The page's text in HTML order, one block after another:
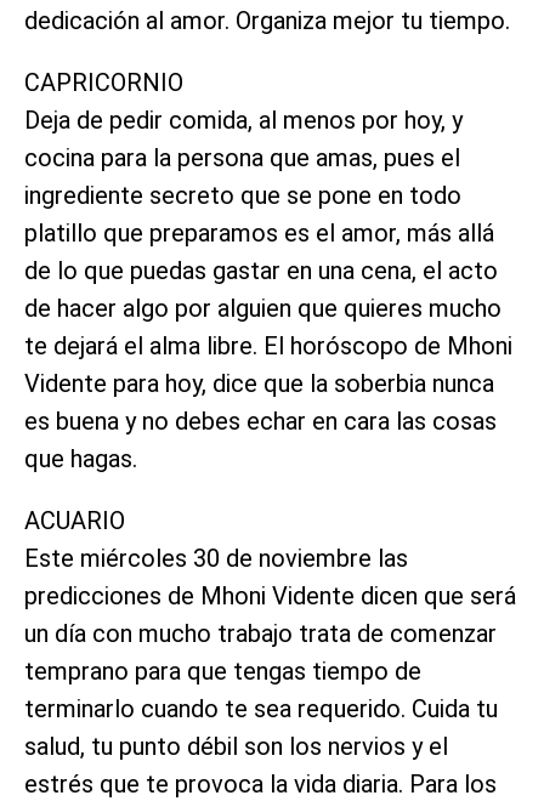
dedicación al amor. Organiza mejor tu tiempo.
CAPRICORNIO
Deja de pedir comida, al menos por hoy, y
cocina para la persona que amas, pues el
ingrediente secreto que se pone en todo
platillo que preparamos es el amor, más allá
de lo que puedas gastar en una cena, el acto
de hacer algo por alguien que quieres mucho
te dejará el alma libre. El horóscopo de Mhoni
Vidente para hoy, dice que la soberbia nunca
es buena y no debes echar en cara las cosas
que hagas.
ACUARIO
Este miércoles 30 de noviembre las
predicciones de Mhoni Vidente dicen que será
un día con mucho trabajo trata de comenzar
temprano para que tengas tiempo de
terminarlo cuando te sea requerido. Cuida tu
salud, tu punto débil son los nervios y el
estrés que te provoca la vida diaria. Para los